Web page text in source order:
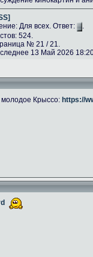
Для всех. Ответ:
.
524.
№ 21 / 21.
13 Май 2026
молодое Крыссо: https://